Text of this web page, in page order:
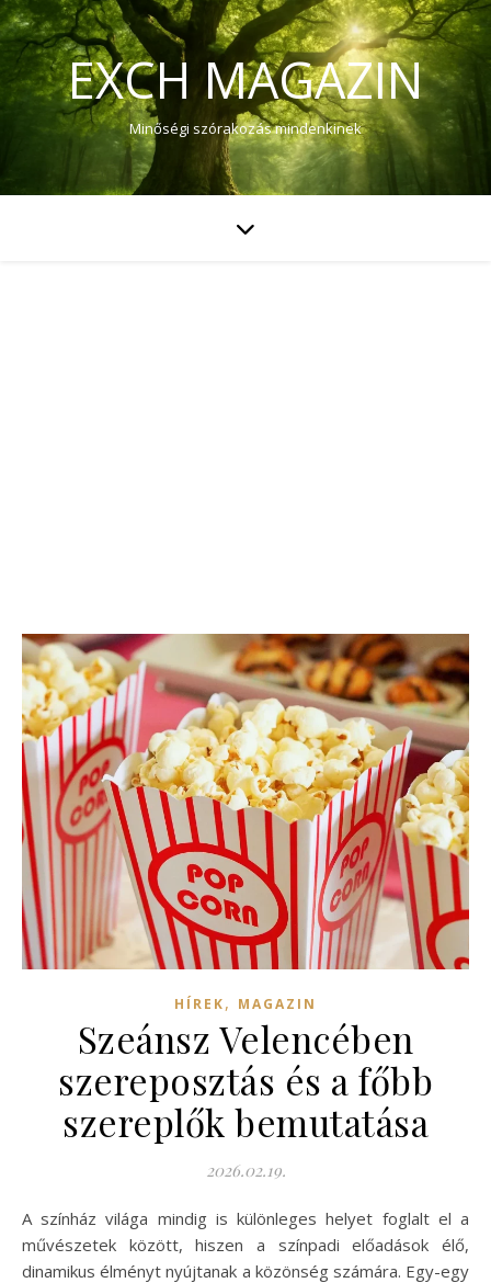
EXCH MAGAZIN
Minőségi szórakozás mindenkinek
HÍREK, MAGAZIN
Szeánsz Velencében
szereposztás és a főbb
szereplők bemutatása
2026.02.19.
A színház világa mindig is különleges helyet foglalt el a
művészetek között, hiszen a színpadi előadások élő,
dinamikus élményt nyújtanak a közönség számára. Egy-egy